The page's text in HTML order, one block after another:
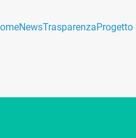
NewsTrasparenzaProgetto